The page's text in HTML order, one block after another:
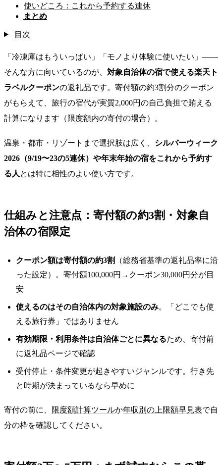
使いどころ：これから予約する連休
まとめ
目次
「冷凍庫はもういっぱい」「モノより体験に使いたい」——
そんな方に向いているのが、 対象自治体の宿で使える楽天ト
ラベルクーポンの返礼品です。寄付額の約3割分のクーポン
がもらえて、旅行の宿代が実質2,000円の自己負担で賄える
計算になります（限度額内の寄付の場合）。
温泉・都市・リゾートまで選択肢は広く、 シルバーウィーク
2026（9/19〜23の5連休）や年末年始の宿をこれから予約す
る人 とは特に相性のよい使い方です。
仕組みと注意点：寄付額の約3割・対象自
治体の宿限定
クーポン額は寄付額の約3割
（総務省基準の返礼品率に沿
った設定）。寄付額100,000円→クーポン30,000円分が目
安
使えるのはその自治体内の対象施設のみ。「どこでも使
える旅行券」ではありません
有効期限・利用条件は自治体ごとに異なるため、寄付前
に返礼品ページで確認
受付停止・条件変更が起きやすいジャンルです。行き先
と時期が決まっているなら早めに
寄付の前に、 限度額計算ツールか年収別の上限額早見表で自
分の枠を確認してください。